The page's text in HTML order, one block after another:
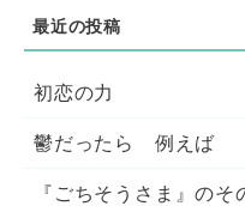
初恋の力
鬱だったら 例えば
『ごちそうさま』のそ